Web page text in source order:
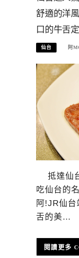
舒適的洋
口的牛舌
仙台 阿
抵達仙
吃仙台的
阿!JR仙
舌的美…